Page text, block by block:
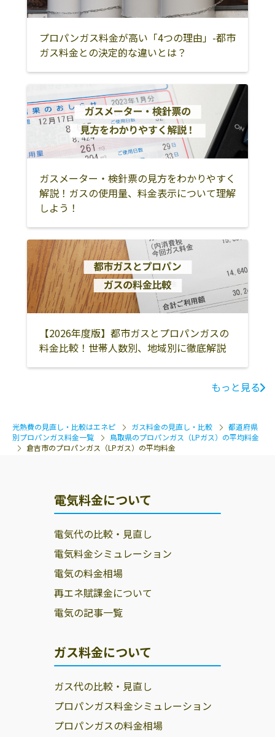
西伯郡大山町 日野郡日南町
日野郡日野町
日野郡江府町
プロパンガス料金が高い「4つの理由」-都市
ガス料金との決定的な違いとは？
ガスメーター・検針票の見方をわかりやすく
解説！ガスの使用量、料金表示について理解
しよう！
【2026年度版】都市ガスとプロパンガスの
料金比較！世帯人数別、地域別に徹底解説
もっと見る
光熱費の見直し・比較はエネピ ガス料金の見直し・比較
都道府県
別プロパンガス料金一覧
鳥取県のプロパンガス（LPガス）の平均料金
倉吉市のプロパンガス（LPガス）の平均料金
電気料金について
電気代の比較・見直し
電気料金シミュレーション
電気の料金相場
再エネ賦課金について
電気の記事一覧
ガス料金について
ガス代の比較・見直し
プロパンガス料金シミュレーション
プロパンガスの料金相場